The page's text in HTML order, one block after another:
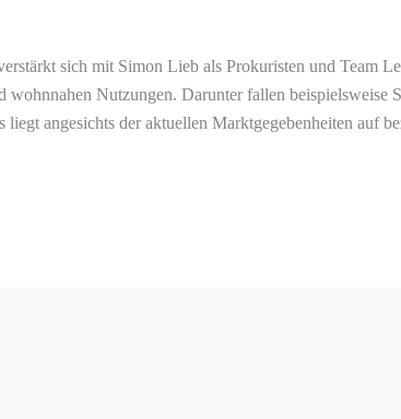
sich mit Simon Lieb als Prokuristen und Team
Nutzungen. Darunter fallen beispielsweise
angesichts der aktuellen Marktgegebenheiten auf